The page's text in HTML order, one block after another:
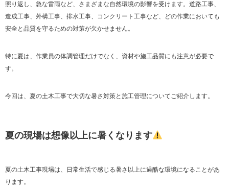
照り返し、急な雷雨など、さまざまな自然環境の影響を受けます。道路工事、
造成工事、外構工事、排水工事、コンクリート工事など、どの作業においても
安全と品質を守るための対策が欠かせません。
特に夏は、作業員の体調管理だけでなく、資材や施工品質にも注意が必要で
す。
今回は、夏の土木工事で大切な暑さ対策と施工管理についてご紹介します。
夏の現場は想像以上に暑くなります
夏の土木工事現場は、日常生活で感じる暑さ以上に過酷な環境になることがあ
ります。